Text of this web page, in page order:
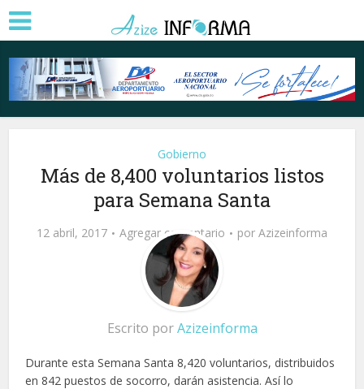
Gobierno
Más de 8,400 voluntarios listos
para Semana Santa
12 abril, 2017 Agregar comentario por Azizeinforma
Escrito porAzizeinforma
Durante esta Semana Santa 8,420 voluntarios, distribuidos
en 842 puestos de socorro, darán asistencia. Así lo